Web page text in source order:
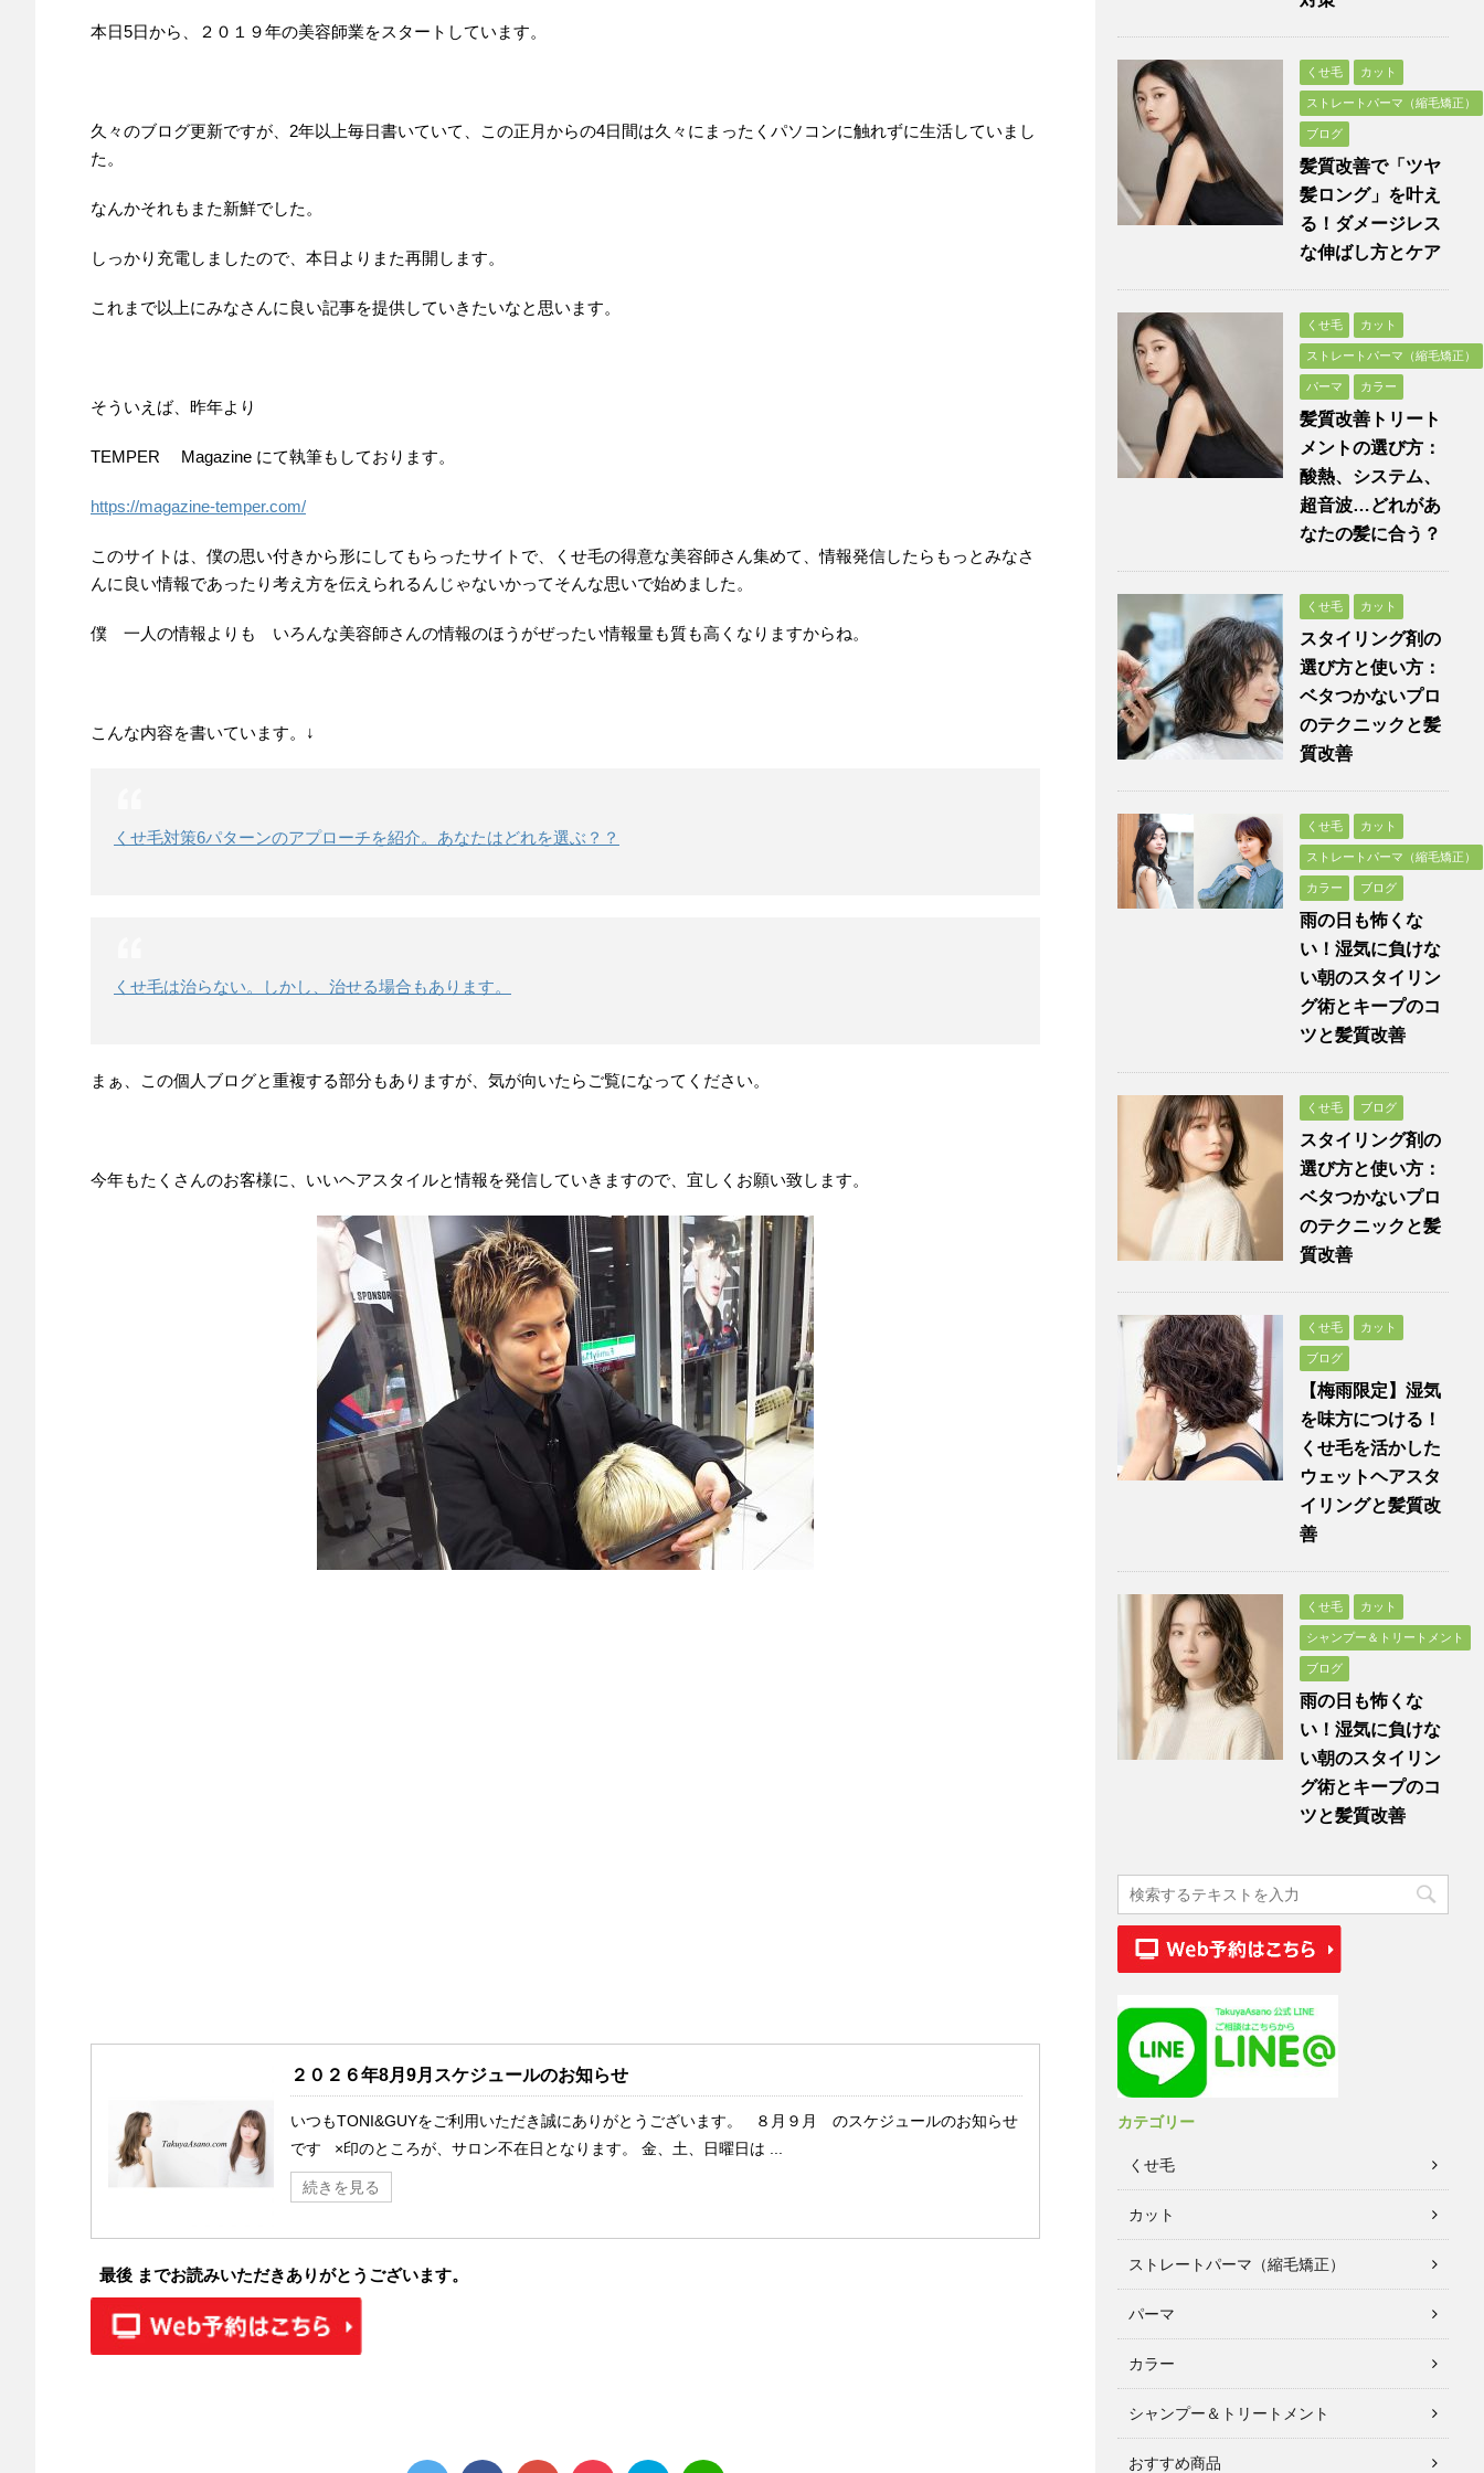
本日5日から、２０１９年の美容師業をスタートしています。
久々のブログ更新ですが、2年以上毎日書いていて、この正月からの4日間は久々にまったくパソコンに触れずに生活していまし
た。
なんかそれもまた新鮮でした。
しっかり充電しましたので、本日よりまた再開します。
これまで以上にみなさんに良い記事を提供していきたいなと思います。
そういえば、昨年より
TEMPER Magazine にて執筆もしております。
https://magazine-temper.com/
このサイトは、僕の思い付きから形にしてもらったサイトで、くせ毛の得意な美容師さん集めて、情報発信したらもっとみなさ
んに良い情報であったり考え方を伝えられるんじゃないかってそんな思いで始めました。
僕 一人の情報よりも いろんな美容師さんの情報のほうがぜったい情報量も質も高くなりますからね。
こんな内容を書いています。↓
くせ毛対策6パターンのアプローチを紹介。あなたはどれを選ぶ？？
くせ毛は治らない。しかし、治せる場合もあります。
まぁ、この個人ブログと重複する部分もありますが、気が向いたらご覧になってください。
今年もたくさんのお客様に、いいヘアスタイルと情報を発信していきますので、宜しくお願い致します。
２０２６年8月9月スケジュールのお知らせ
いつもTONI&GUYをご利用いただき誠にありがとうございます。 ８月９月 のスケジュールのお知らせ
です ×印のところが、サロン不在日となります。 金、土、日曜日は ...
続きを見る
最後 までお読みいただきありがとうございます。
くせ毛 カット
ストレートパーマ（縮毛矯正）
ブログ
髪質改善で「ツヤ
髪ロング」を叶え
る！ダメージレス
な伸ばし方とケア
くせ毛 カット
ストレートパーマ（縮毛矯正）
パーマ カラー
髪質改善トリート
メントの選び方：
酸熱、システム、
超音波…どれがあ
なたの髪に合う？
くせ毛 カット
スタイリング剤の
選び方と使い方：
ベタつかないプロ
のテクニックと髪
質改善
くせ毛 カット
ストレートパーマ（縮毛矯正）
カラー ブログ
雨の日も怖くな
い！湿気に負けな
い朝のスタイリン
グ術とキープのコ
ツと髪質改善
くせ毛 ブログ
スタイリング剤の
選び方と使い方：
ベタつかないプロ
のテクニックと髪
質改善
くせ毛 カット
ブログ
【梅雨限定】湿気
を味方につける！
くせ毛を活かした
ウェットヘアスタ
イリングと髪質改
善
くせ毛 カット
シャンプー＆トリートメント
ブログ
雨の日も怖くな
い！湿気に負けな
い朝のスタイリン
グ術とキープのコ
ツと髪質改善
カテゴリー
くせ毛
カット
ストレートパーマ（縮毛矯正）
パーマ
カラー
シャンプー＆トリートメント
おすすめ商品